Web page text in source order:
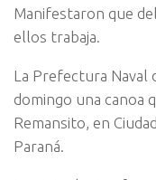
Manifestaron que
ellos trabaja.
La Prefectura Naval
domingo una canoa
Remansito, en
Paraná.